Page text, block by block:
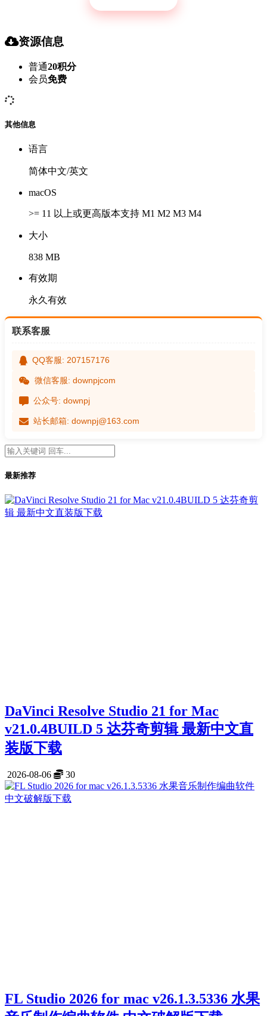
资源信息
普通20积分
会员免费
其他信息
语言
简体中文/英文
macOS
>= 11 以上或更高版本支持 M1 M2 M3 M4
大小
838 MB
有效期
永久有效
联系客服
QQ客服: 207157176
微信客服: downpjcom
公众号: downpj
站长邮箱: downpj@163.com
最新推荐
DaVinci Resolve Studio 21 for Mac
v21.0.4BUILD 5 达芬奇剪辑 最新中文直
装版下载
2026-08-06 30
FL Studio 2026 for mac v26.1.3.5336 水果